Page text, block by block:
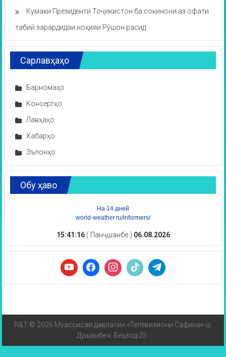
Кумаки Президенти Тоҷикистон ба сокинони аз офати
табиӣ зарардидаи ноҳияи Рӯшон расид
Сарлавҳаҳо
Барномаҳо
Консертҳо
Лавҳаҳо
Хабарҳо
Эълонҳо
Обу ҳаво
На 14 дней
world-weather.ru/informers/
15:41:16( Панҷшанбе ) 06.08.2026
R&T © 2026 Муассисаи давлатии «Телевизиони Сафина» ш.
Душанбе к. Беҳзод 25.